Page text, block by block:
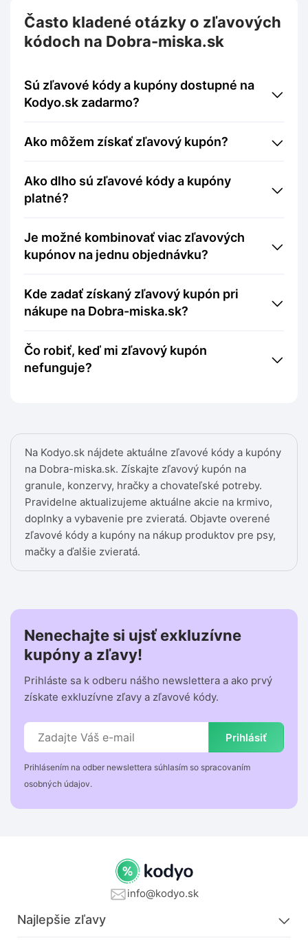
Na Kodyo.sk nájdete aktuálne zľavové kódy a kupóny
na Dobra-miska.sk. Získajte zľavový kupón na
granule, konzervy, hračky a chovateľské potreby.
Pravidelne aktualizujeme aktuálne akcie na krmivo,
doplnky a vybavenie pre zvieratá. Objavte overené
zľavové kódy a kupóny na nákup produktov pre psy,
mačky a ďalšie zvieratá.
Často kladené otázky o zľavových
kódoch na Dobra-miska.sk
Sú zľavové kódy a kupóny dostupné na
Kodyo.sk zadarmo?
Ako môžem získať zľavový kupón?
Ako dlho sú zľavové kódy a kupóny
platné?
Je možné kombinovať viac zľavových
kupónov na jednu objednávku?
Kde zadať získaný zľavový kupón pri
nákupe na Dobra-miska.sk?
Čo robiť, keď mi zľavový kupón
nefunguje?
Nenechajte si ujsť exkluzívne
kupóny a zľavy!
Prihláste sa k odberu nášho newslettera a ako prvý
získate exkluzívne zľavy a zľavové kódy.
Prihlásiť
Prihlásením na odber newslettera súhlasím so spracovaním
osobných údajov.
info@kodyo.sk
Najlepšie zľavy